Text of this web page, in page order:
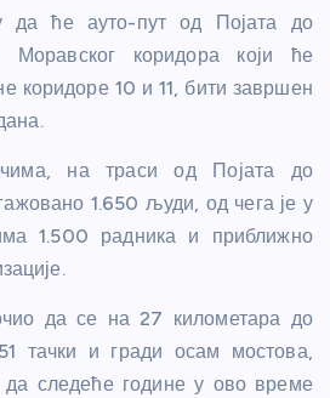
да ће ауто-пут од Појата до
коридора који ће
коридоре 10 и 11, бити завршен
на траси од Појата до
1.650 људи, од чега је у
1.500 радника и приближно
да се на 27 километара до
тачки и гради осам мостова,
следеће године у ово време